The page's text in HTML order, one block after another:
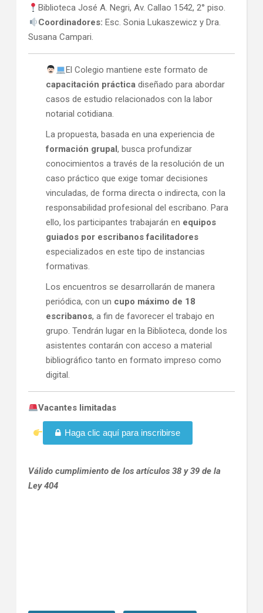
Biblioteca José A. Negri, Av. Callao 1542, 2° piso.
Coordinadores: Esc. Sonia Lukaszewicz y Dra.
Susana Campari.
El Colegio mantiene este formato de
capacitación práctica diseñado para abordar
casos de estudio relacionados con la labor
notarial cotidiana.
La propuesta, basada en una experiencia de
formación grupal, busca profundizar
conocimientos a través de la resolución de un
caso práctico que exige tomar decisiones
vinculadas, de forma directa o indirecta, con la
responsabilidad profesional del escribano. Para
ello, los participantes trabajarán en equipos
guiados por escribanos facilitadores
especializados en este tipo de instancias
formativas.
Los encuentros se desarrollarán de manera
periódica, con un cupo máximo de 18
escribanos, a fin de favorecer el trabajo en
grupo. Tendrán lugar en la Biblioteca, donde los
asistentes contarán con acceso a material
bibliográfico tanto en formato impreso como
digital.
Vacantes limitadas
Haga clic aquí para inscribirse
Válido cumplimiento de los artículos 38 y 39 de la
Ley 404